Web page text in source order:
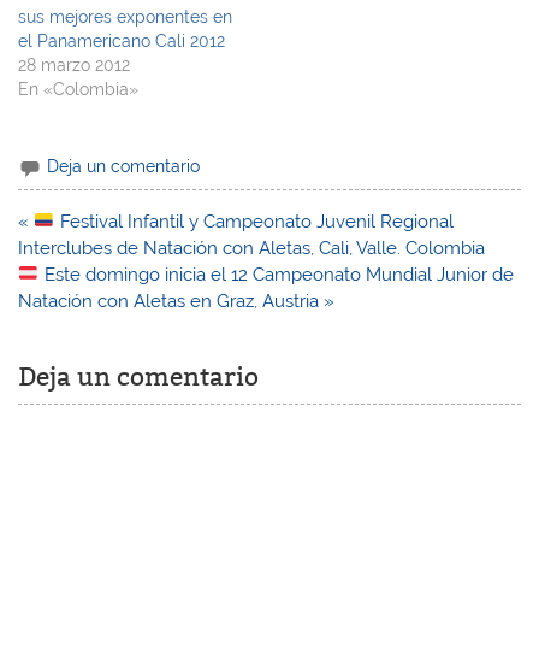
sus mejores exponentes en
el Panamericano Cali 2012
28 marzo 2012
En «Colombia»
Deja un comentario
Navegación
de
entradas
«
Festival Infantil y Campeonato Juvenil Regional
Interclubes de Natación con Aletas, Cali, Valle. Colombia
Este domingo inicia el 12 Campeonato Mundial Junior de
Natación con Aletas en Graz, Austria »
Deja un comentario